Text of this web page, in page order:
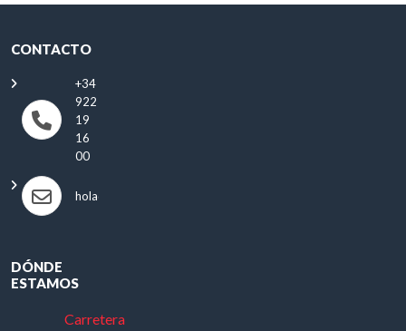
CONTACTO
+34
922
19
16
00
hola@antonioautos.com
DÓNDE
ESTAMOS
Carretera